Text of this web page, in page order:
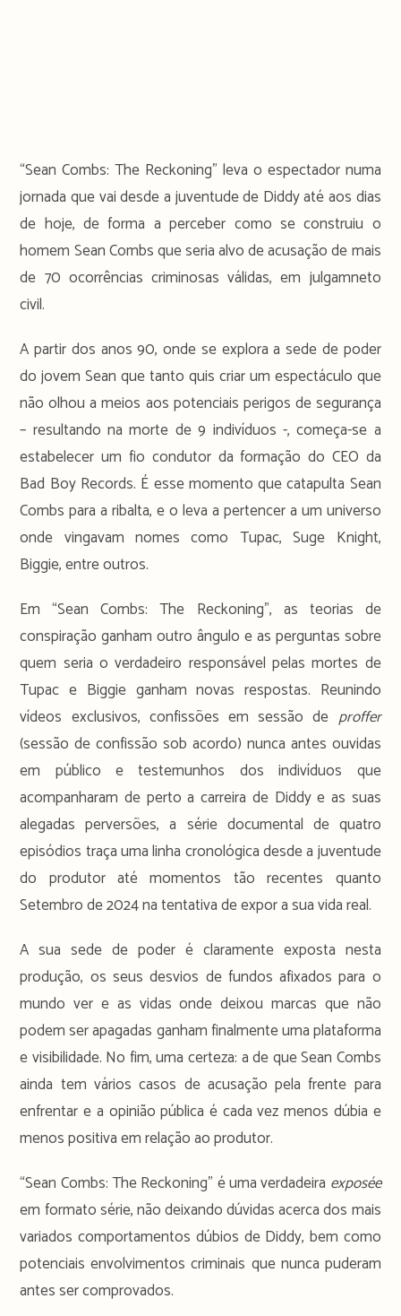
“Sean Combs: The Reckoning” leva o espectador numa
jornada que vai desde a juventude de Diddy até aos dias
de hoje, de forma a perceber como se construiu o
homem Sean Combs que seria alvo de acusação de mais
de 70 ocorrências criminosas válidas, em julgamneto
civil.
A partir dos anos 90, onde se explora a sede de poder
do jovem Sean que tanto quis criar um espectáculo que
não olhou a meios aos potenciais perigos de segurança
– resultando na morte de 9 indivíduos -, começa-se a
estabelecer um fio condutor da formação do CEO da
Bad Boy Records. É esse momento que catapulta Sean
Combs para a ribalta, e o leva a pertencer a um universo
onde vingavam nomes como Tupac, Suge Knight,
Biggie, entre outros.
Em “Sean Combs: The Reckoning”, as teorias de
conspiração ganham outro ângulo e as perguntas sobre
quem seria o verdadeiro responsável pelas mortes de
Tupac e Biggie ganham novas respostas. Reunindo
vídeos exclusivos, confissões em sessão de proffer
(sessão de confissão sob acordo) nunca antes ouvidas
em público e testemunhos dos indivíduos que
acompanharam de perto a carreira de Diddy e as suas
alegadas perversões, a série documental de quatro
episódios traça uma linha cronológica desde a juventude
do produtor até momentos tão recentes quanto
Setembro de 2024 na tentativa de expor a sua vida real.
A sua sede de poder é claramente exposta nesta
produção, os seus desvios de fundos afixados para o
mundo ver e as vidas onde deixou marcas que não
podem ser apagadas ganham finalmente uma plataforma
e visibilidade. No fim, uma certeza: a de que Sean Combs
ainda tem vários casos de acusação pela frente para
enfrentar e a opinião pública é cada vez menos dúbia e
menos positiva em relação ao produtor.
“Sean Combs: The Reckoning” é uma verdadeira exposée
em formato série, não deixando dúvidas acerca dos mais
variados comportamentos dúbios de Diddy, bem como
potenciais envolvimentos criminais que nunca puderam
antes ser comprovados.